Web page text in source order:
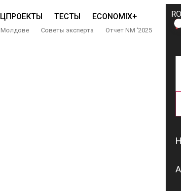
ТЕСТЫ ECONOMIX+
Молдове Советы эксперта Отчет NM ‘2025